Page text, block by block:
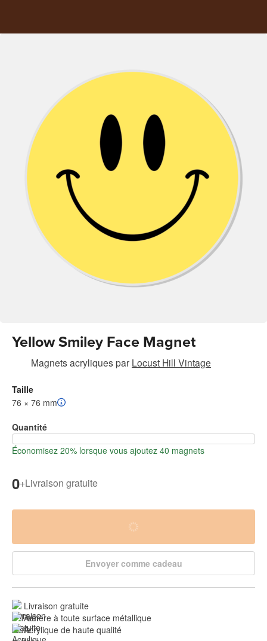
Yellow Smiley Face Magnet
Magnets acryliquespar Locust Hill Vintage
Taille
76 × 76 mm
Quantité
Économisez 20% lorsque vous ajoutez 40 magnets
0+Livraison gratuite
Envoyer comme cadeau
Livraison gratuite
Adhère à toute surface métallique
Acrylique de haute qualité